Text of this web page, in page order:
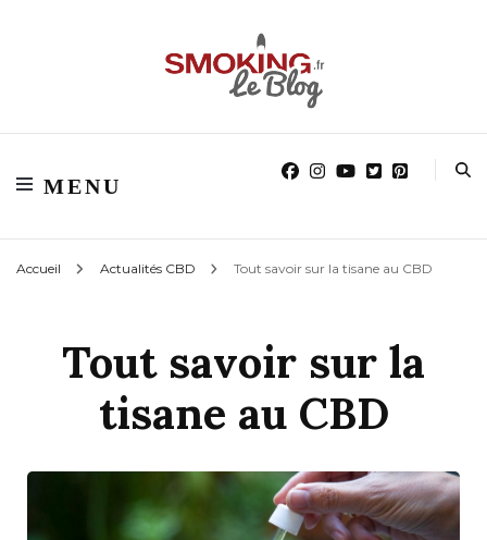
Blog smoking.fr
MENU
Accueil Actualités CBD Tout savoir sur la tisane au CBD
Tout savoir sur la
tisane au CBD